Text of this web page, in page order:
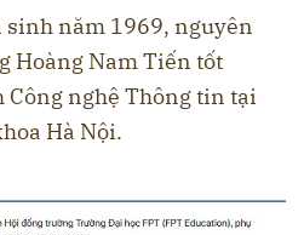
sinh năm 1969, nguyên
Hoàng Nam Tiến tốt
nghệ Thông tin tại
Hà Nội.